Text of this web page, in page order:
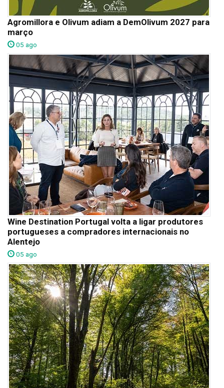
Agromillora e Olivum adiam a DemOlivum 2027 para
março
05 ago
Wine Destination Portugal volta a ligar produtores
portugueses a compradores internacionais no
Alentejo
05 ago